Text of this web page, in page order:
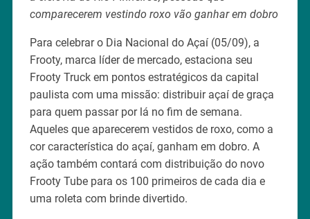
comparecerem vestindo roxo vão ganhar em dobro
Para celebrar o Dia Nacional do Açaí (05/09), a
Frooty, marca líder de mercado, estaciona seu
Frooty Truck em pontos estratégicos da capital
paulista com uma missão: distribuir açaí de graça
para quem passar por lá no fim de semana.
Aqueles que aparecerem vestidos de roxo, como a
cor característica do açaí, ganham em dobro. A
ação também contará com distribuição do novo
Frooty Tube para os 100 primeiros de cada dia e
uma roleta com brinde divertido.